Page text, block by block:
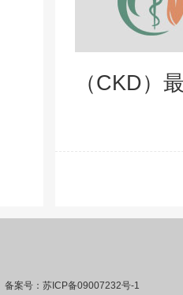
（CKD）
备案号：苏ICP备09007232号-1